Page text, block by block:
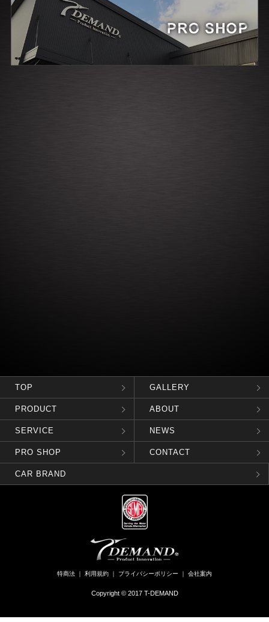
TOP GALLERY
PRODUCT ABOUT
SERVICE NEWS
PRO SHOP CONTACT
CAR BRAND
特商法 ｜ 利用規約 ｜ プライバシーポリシー ｜ 会社案内
Copyright © 2017 T-DEMAND